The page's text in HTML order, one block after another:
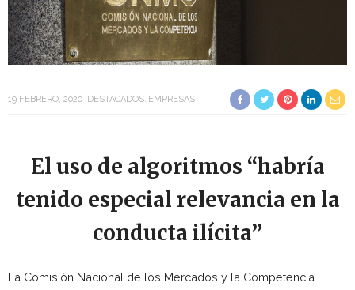
19 FEBRERO, 2020 DESTACADOS EMPRESAS
El uso de algoritmos “habría
tenido especial relevancia en la
conducta ilícita”
La Comisión Nacional de los Mercados y la Competencia